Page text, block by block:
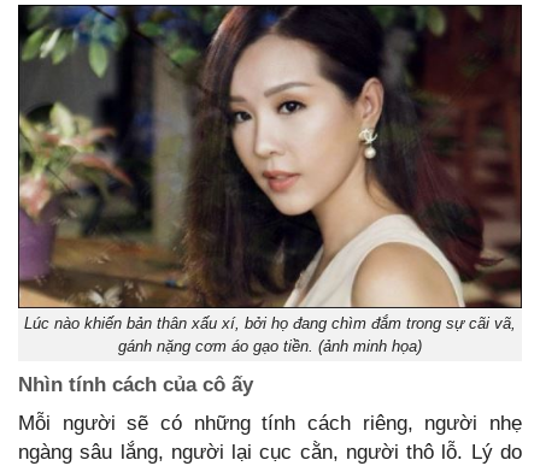
Lúc nào khiến bản thân xấu xí, bởi họ đang chìm đắm trong sự cãi vã,
gánh nặng cơm áo gạo tiền. (ảnh minh họa)
Nhìn tính cách của cô ấy
Mỗi người sẽ có những tính cách riêng, người nhẹ
ngàng sâu lắng, người lại cục cằn, người thô lỗ. Lý do